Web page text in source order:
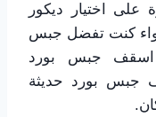
اختيار ديكور
كنت تفضل جبس
اسقف جبس بورد
جبس بورد حديثة